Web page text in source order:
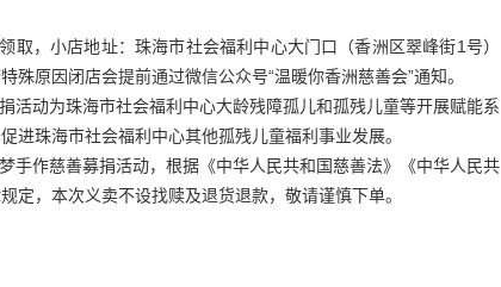
，小店地址：珠海市社会福利中心大门口（香洲区翠峰街1号）
原因闭店会提前通过微信公众号“温暖你香洲慈善会”通知。
活动为珠海市社会福利中心大龄残障孤儿和孤残儿童等开展赋能系
进珠海市社会福利中心其他孤残儿童福利事业发展。
手作慈善募捐活动，根据《中华人民共和国慈善法》《中华人民共
定，本次义卖不设找赎及退货退款，敬请谨慎下单。